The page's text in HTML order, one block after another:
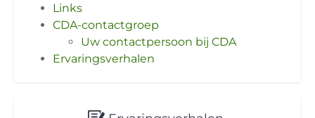
Links
CDA-contactgroep
Uw contactpersoon bij CDA
Ervaringsverhalen